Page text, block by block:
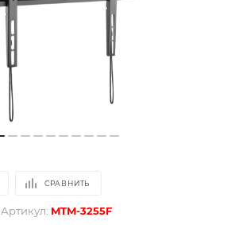
СРАВНИТЬ
Артикул: MTM-3255F